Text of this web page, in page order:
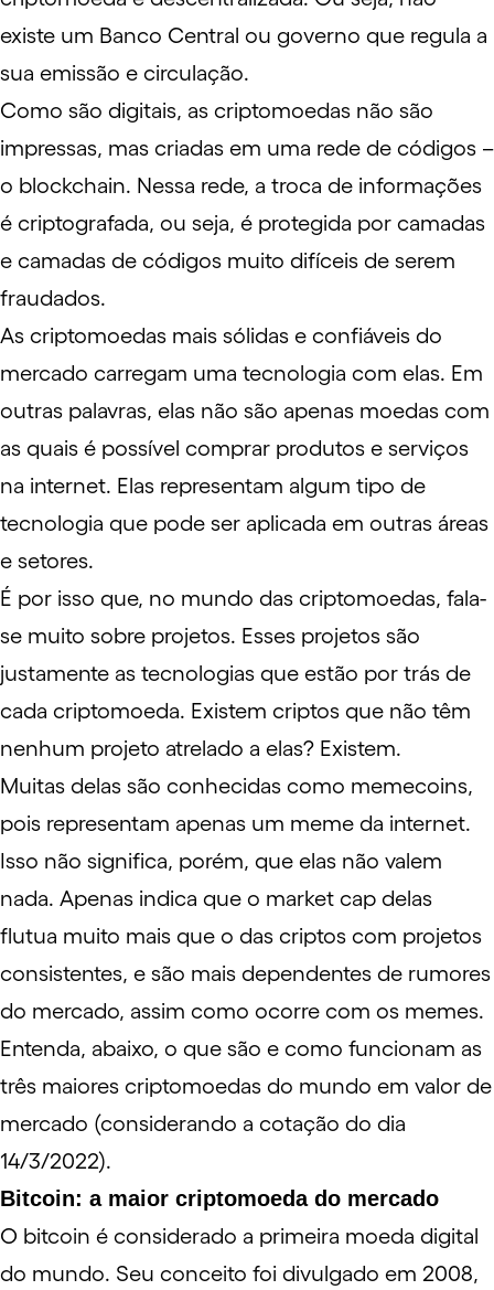
existe um Banco Central ou governo que regula a
sua emissão e circulação.
Como são digitais, as criptomoedas não são
impressas, mas criadas em uma rede de códigos –
o blockchain. Nessa rede, a troca de informações
é criptografada, ou seja, é protegida por camadas
e camadas de códigos muito difíceis de serem
fraudados.
As criptomoedas mais sólidas e confiáveis do
mercado carregam uma tecnologia com elas. Em
outras palavras, elas não são apenas moedas com
as quais é possível comprar produtos e serviços
na internet. Elas representam algum tipo de
tecnologia que pode ser aplicada em outras áreas
e setores.
É por isso que, no mundo das criptomoedas, fala-
se muito sobre projetos. Esses projetos são
justamente as tecnologias que estão por trás de
cada criptomoeda. Existem criptos que não têm
nenhum projeto atrelado a elas? Existem.
Muitas delas são conhecidas como memecoins,
pois representam apenas um meme da internet.
Isso não significa, porém, que elas não valem
nada. Apenas indica que o market cap delas
flutua muito mais que o das criptos com projetos
consistentes, e são mais dependentes de rumores
do mercado, assim como ocorre com os memes.
Entenda, abaixo, o que são e como funcionam as
três maiores criptomoedas do mundo em valor de
mercado (considerando a cotação do dia
14/3/2022).
Bitcoin: a maior criptomoeda do mercado
O bitcoin é considerado a primeira moeda digital
do mundo. Seu conceito foi divulgado em 2008,